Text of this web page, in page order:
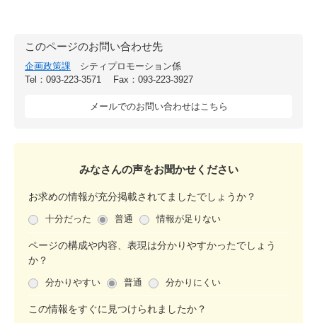
このページのお問い合わせ先
企画政策課
シティプロモーション係
Tel：093-223-3571
Fax：093-223-3927
メールでのお問い合わせはこちら
みなさんの声をお聞かせください
お求めの情報が充分掲載されてましたでしょうか？
十分だった 普通 情報が足りない
ページの構成や内容、表現は分かりやすかったでしょう
か？
分かりやすい 普通 分かりにくい
この情報をすぐに見つけられましたか？